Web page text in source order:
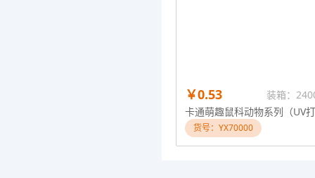
￥0.53
装箱：
卡通萌趣鼠科动物系列（UV
货号：YX70000